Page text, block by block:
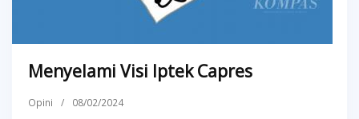
Menyelami Visi Iptek Capres
Opini / 08/02/2024